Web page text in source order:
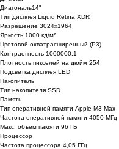
Диагональ14"
Тип дисплея Liquid Retina XDR
Разрешение 3024x1964
Яркость 1000 кд/м²
Цветовой охватрасширенный (P3)
Контрастность 1000000:1
Плотность пикселей на дюйм 254
Подсветка дисплея LED
Накопитель
Тип накопителя SSD
Память
Тип оперативной памяти Apple M3 Max
Частота оперативной памяти 4050 МГц
Макс. объем памяти 96 ГБ
Процессор
Частота процессора 4,05 ГГц